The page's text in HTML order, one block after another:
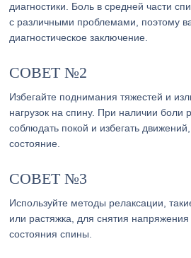
диагностики. Боль в средней части
с различными проблемами, поэтому
диагностическое заключение.
СОВЕТ №2
Избегайте поднимания тяжестей и
нагрузок на спину. При наличии боли
соблюдать покой и избегать
состояние.
СОВЕТ №3
Используйте методы релаксации,
или растяжка, для снятия
состояния спины.